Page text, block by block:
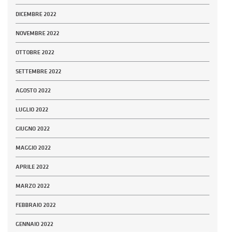
DICEMBRE 2022
NOVEMBRE 2022
OTTOBRE 2022
SETTEMBRE 2022
AGOSTO 2022
LUGLIO 2022
GIUGNO 2022
MAGGIO 2022
APRILE 2022
MARZO 2022
FEBBRAIO 2022
GENNAIO 2022